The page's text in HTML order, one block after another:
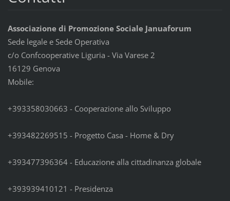
Associazione di Promozione Sociale Januaforum
Sede legale e Sede Operativa
c/o Confcooperative Liguria - Via Varese 2
16129 Genova
Mobile:
+393358030663 - Cooperazione allo Sviluppo
+393482269515 - Progetto Casa - Home & Dry
+393477396364 - Educazione alla cittadinanza globale
+393939410121 - Presidenza